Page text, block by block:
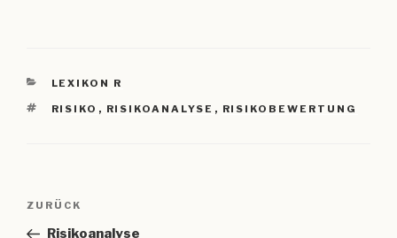
KATEGORIEN
LEXIKON R
SCHLAGWÖRTER
RISIKO , RISIKOANALYSE , RISIKOBEWERTUNG
Beitragsnavigation
Vorheriger
Beitrag
ZURÜCK
Risikoanalyse